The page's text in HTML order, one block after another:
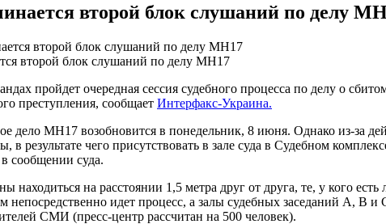
второй блок слушаний по делу
второй блок слушаний по делу МН17
пройдет очередная сессия судебного процесса по делу о
преступления, сообщает Интерфакс-Украина.
дело MH17 возобновится в понедельник, 8 июня. Однако из-за
в результате чего присутствовать в зале суда в Судебном
сообщении суда.
находиться на расстоянии 1,5 метра друг от друга, те, у кого
непосредственно идет процесс, а залы судебных заседаний A,
СМИ (пресс-центр рассчитан на 500 человек).